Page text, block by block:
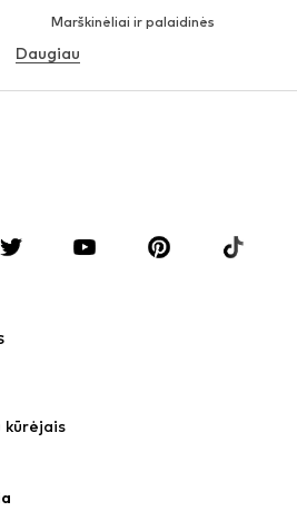
Marškinėliai ir palaidinės
Apatiniai
Palaidinės ir tunikos
Premium
Daugiau
kūrėjais